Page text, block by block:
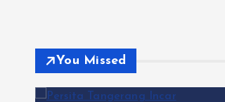
You Missed